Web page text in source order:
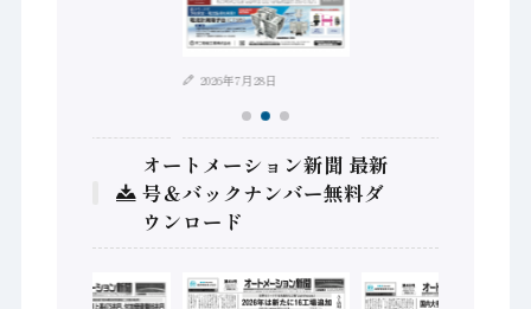
2026年7月28日
オートメーション新聞 最新
号＆バックナンバー無料ダ
ウンロード